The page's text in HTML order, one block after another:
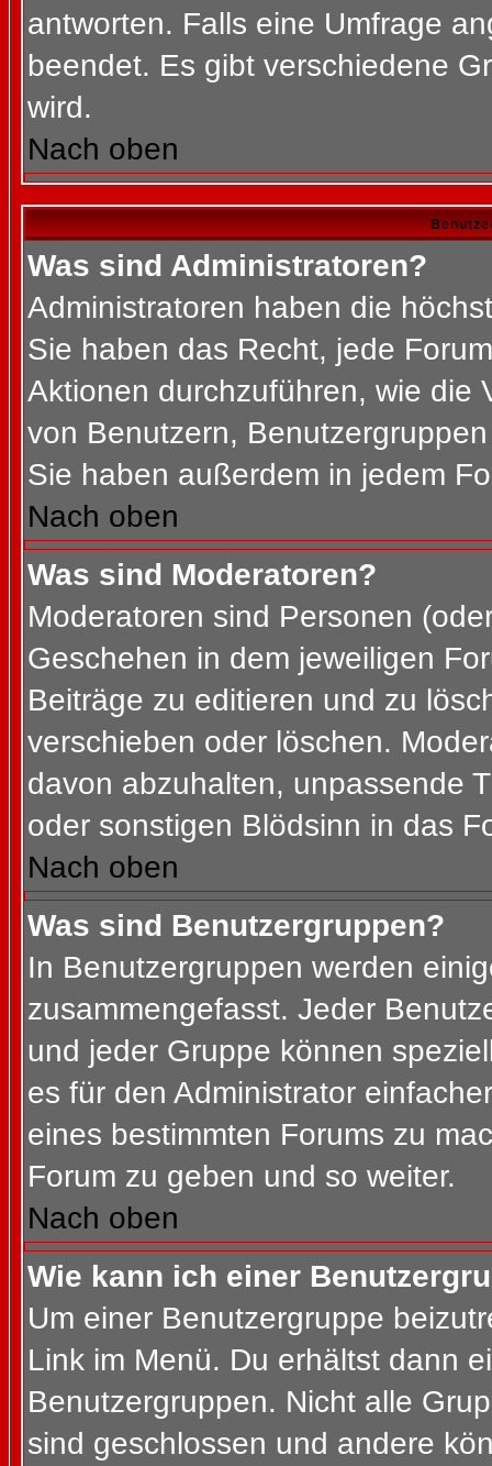
antworten. Falls eine Umfrage
beendet. Es gibt verschiedene
wird.
Nach oben
Was sind Administratoren?
Administratoren haben die
Sie haben das Recht, jede
Aktionen durchzuführen, wie die
von Benutzern,
Sie haben außerdem in jedem
Nach oben
Was sind Moderatoren?
Moderatoren sind Personen
Geschehen in dem jeweiligen
Beiträge zu editieren und zu
verschieben oder löschen.
davon abzuhalten, unpassende
oder sonstigen Blödsinn in das
Nach oben
Was sind Benutzergruppen?
In Benutzergruppen werden
zusammengefasst. Jeder
und jeder Gruppe können
es für den Administrator
eines bestimmten Forums zu
Forum zu geben und so weiter.
Nach oben
Wie kann ich einer
Um einer Benutzergruppe
Link im Menü. Du erhältst dann
Benutzergruppen. Nicht alle
sind geschlossen und andere